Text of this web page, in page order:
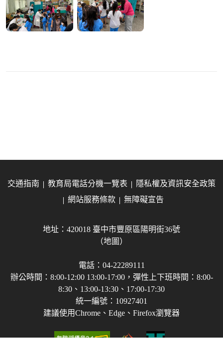
交通指南 教育局電話分機一覽表
隱私權及資訊安全政策
網站服務條款
無障礙宣告
地址：420018 臺中市豐原區陽明街36號
（地圖）
電話：04-22289111
辦公時間：8:00-12:00 13:00-17:00，彈性上下班時間：8:00-
8:30、13:00-13:30、17:00-17:30
統一編號：10927401
建議使用Chrome、Edge、Firefox瀏覽器